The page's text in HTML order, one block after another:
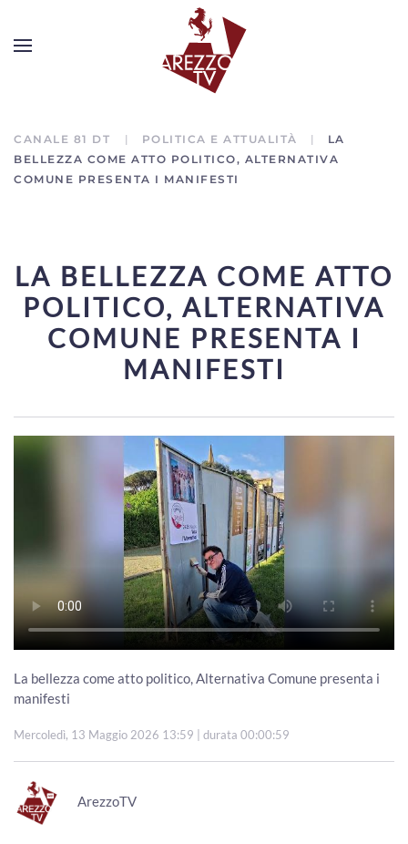
CANALE 81 DT POLITICA E ATTUALITÀ
LA
BELLEZZA COME ATTO POLITICO, ALTERNATIVA
COMUNE PRESENTA I MANIFESTI
LA BELLEZZA COME ATTO
POLITICO, ALTERNATIVA
COMUNE PRESENTA I
MANIFESTI
La bellezza come atto politico, Alternativa Comune presenta i
manifesti
Mercoledì, 13 Maggio 2026 13:59 | durata 00:00:59
ArezzoTV